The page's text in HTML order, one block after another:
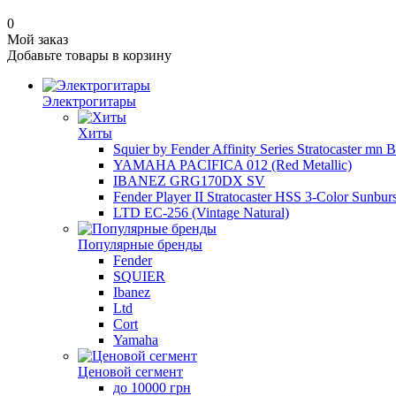
0
Мой заказ
Добавьте товары в корзину
Электрогитары
Хиты
Squier by Fender Affinity Series Stratocaster mn
YAMAHA PACIFICA 012 (Red Metallic)
IBANEZ GRG170DX SV
Fender Player II Stratocaster HSS 3-Color
LTD EC-256 (Vintage Natural)
Популярные бренды
Fender
SQUIER
Ibanez
Ltd
Cort
Yamaha
Ценовой сегмент
до 10000 грн